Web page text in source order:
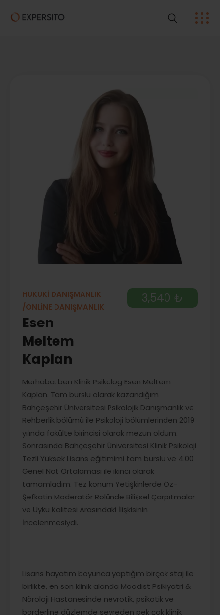
HUKUKİ DANIŞMANLIK
/ONLİNE DANIŞMANLIK
Esen
Meltem
Kaplan
3,540 ₺
Merhaba, ben Klinik Psikolog Esen Meltem
Kaplan. Tam burslu olarak kazandığım
Bahçeşehir Üniversitesi Psikolojik Danışmanlık ve
Rehberlik bölümü ile Psikoloji bölümlerinden 2019
yılında fakülte birincisi olarak mezun oldum.
Sonrasında Bahçeşehir Üniversitesi Klinik Psikoloji
Tezli Yüksek Lisans eğitimimi tam burslu ve 4.00
Genel Not Ortalaması ile ikinci olarak
tamamladım. Tez konum Yetişkinlerde Öz-
Şefkatin Moderatör Rolünde Bilişsel Çarpıtmalar
ve Uyku Kalitesi Arasındaki İlişkisinin
İncelenmesiydi.
Lisans hayatım boyunca yaptığım birçok staj ile
birlikte, en son klinik alanda Moodist Psikiyatri &
Nöroloji Hastanesinde nevrotik, psikotik ve
borderline düzlemde seyreden pek çok klinik